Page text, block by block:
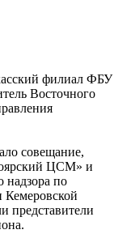
филиал ФБУ
Восточного
совещание,
ЦСМ» и
надзора по
Кемеровской
представители